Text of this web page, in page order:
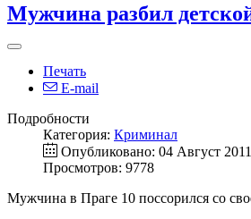
Мужчина разбил
Печать
E-mail
Подробности
Категория: Криминал
Опубликовано: 04 Август 2011
Просмотров: 9778
Мужчина в Праге 10 поссорился со